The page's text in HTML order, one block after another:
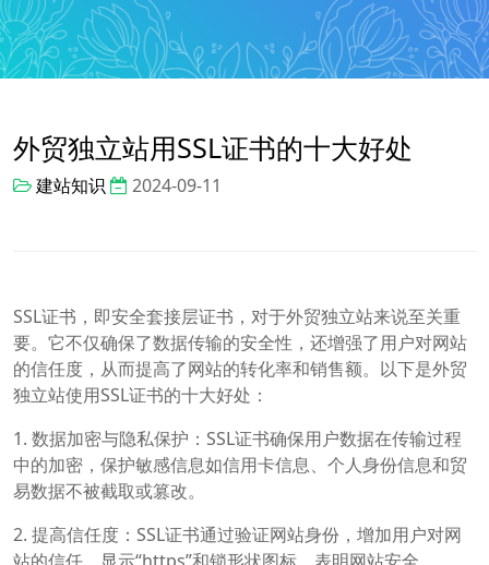
外贸独立站用SSL证书的十大好处
建站知识 2024-09-11
SSL证书，即安全套接层证书，对于外贸独立站来说至关重
要。它不仅确保了数据传输的安全性，还增强了用户对网站
的信任度，从而提高了网站的转化率和销售额。以下是外贸
独立站使用SSL证书的十大好处：
1. 数据加密与隐私保护：SSL证书确保用户数据在传输过程
中的加密，保护敏感信息如信用卡信息、个人身份信息和贸
易数据不被截取或篡改。
2. 提高信任度：SSL证书通过验证网站身份，增加用户对网